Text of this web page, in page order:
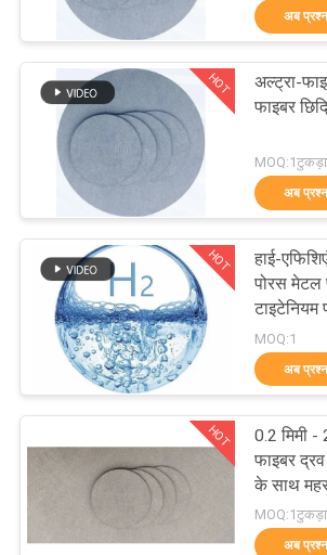
शो
कारखाना
भ्रमण
गुणवत्ता
नियंत्रण
संपर्क
स्टेनलेस स्टील
टाइटेनियम फाइबर
अब
HOT
अल्ट्रा-
फाइबर
MOQ:1टुकड़ा
अब
HOT
हाई-
पोरस
टाइटेनियम
MOQ:1
अब
HOT
0.2 मिमी -
फाइबर
के साथ
MOQ:1टुकड़ा
अब